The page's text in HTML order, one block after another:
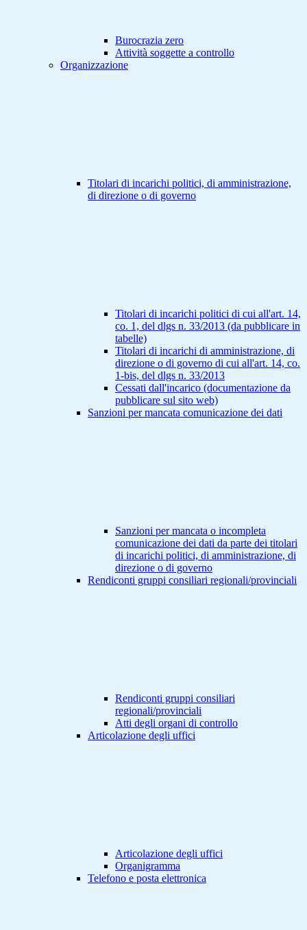
Burocrazia zero
Attività soggette a controllo
Organizzazione
Titolari di incarichi politici, di amministrazione,
di direzione o di governo
Titolari di incarichi politici di cui all'art. 14,
co. 1, del dlgs n. 33/2013 (da pubblicare in
tabelle)
Titolari di incarichi di amministrazione, di
direzione o di governo di cui all'art. 14, co.
1-bis, del dlgs n. 33/2013
Cessati dall'incarico (documentazione da
pubblicare sul sito web)
Sanzioni per mancata comunicazione dei dati
Sanzioni per mancata o incompleta
comunicazione dei dati da parte dei titolari
di incarichi politici, di amministrazione, di
direzione o di governo
Rendiconti gruppi consiliari regionali/provinciali
Rendiconti gruppi consiliari
regionali/provinciali
Atti degli organi di controllo
Articolazione degli uffici
Articolazione degli uffici
Organigramma
Telefono e posta elettronica